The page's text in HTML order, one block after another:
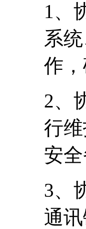
1、
系
作
2、
行
安全
3、
通